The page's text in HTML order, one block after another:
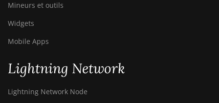
Canaan Avalon Made A1346
Canaan Avalon Made A1366
Mineurs et outils
Widgets
Mobile Apps
Lightning Network
Lightning Network Node